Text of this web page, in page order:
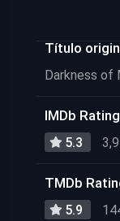
Título
Darkness of
IMDb Rating
5.3
TMDb
5.9